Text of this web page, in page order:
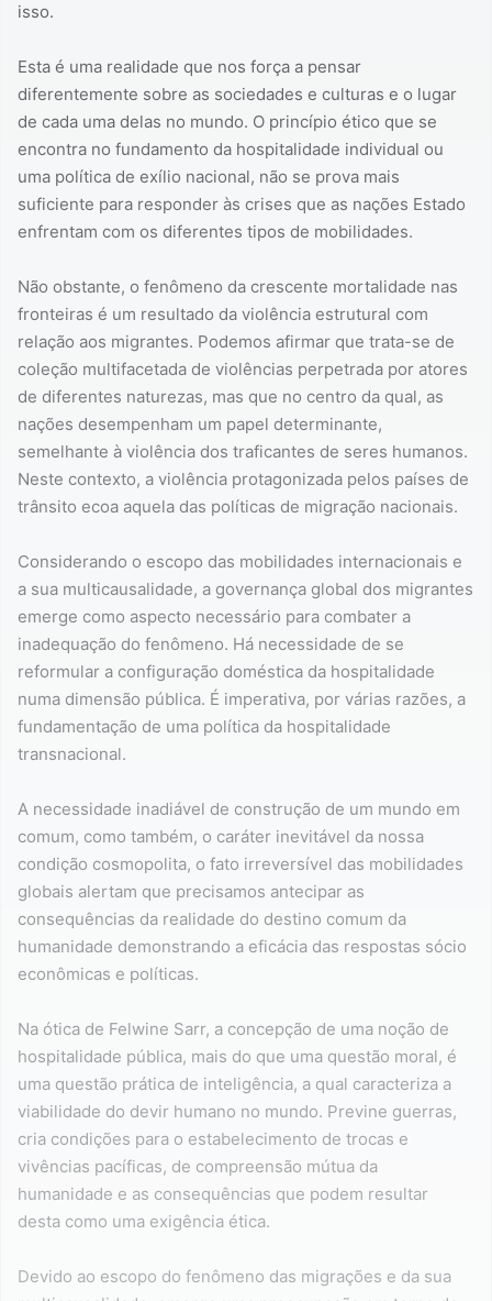
isso.
Esta é uma realidade que nos força a pensar
diferentemente sobre as sociedades e culturas e o lugar
de cada uma delas no mundo. O princípio ético que se
encontra no fundamento da hospitalidade individual ou
uma política de exílio nacional, não se prova mais
suficiente para responder às crises que as nações Estado
enfrentam com os diferentes tipos de mobilidades.
Não obstante, o fenômeno da crescente mortalidade nas
fronteiras é um resultado da violência estrutural com
relação aos migrantes. Podemos afirmar que trata-se de
coleção multifacetada de violências perpetrada por atores
de diferentes naturezas, mas que no centro da qual, as
nações desempenham um papel determinante,
semelhante à violência dos traficantes de seres humanos.
Neste contexto, a violência protagonizada pelos países de
trânsito ecoa aquela das políticas de migração nacionais.
Considerando o escopo das mobilidades internacionais e
a sua multicausalidade, a governança global dos migrantes
emerge como aspecto necessário para combater a
inadequação do fenômeno. Há necessidade de se
reformular a configuração doméstica da hospitalidade
numa dimensão pública. É imperativa, por várias razões, a
fundamentação de uma política da hospitalidade
transnacional.
A necessidade inadiável de construção de um mundo em
comum, como também, o caráter inevitável da nossa
condição cosmopolita, o fato irreversível das mobilidades
globais alertam que precisamos antecipar as
consequências da realidade do destino comum da
humanidade demonstrando a eficácia das respostas sócio
econômicas e políticas.
Na ótica de Felwine Sarr, a concepção de uma noção de
hospitalidade pública, mais do que uma questão moral, é
uma questão prática de inteligência, a qual caracteriza a
viabilidade do devir humano no mundo. Previne guerras,
cria condições para o estabelecimento de trocas e
vivências pacíficas, de compreensão mútua da
humanidade e as consequências que podem resultar
desta como uma exigência ética.
Devido ao escopo do fenômeno das migrações e da sua